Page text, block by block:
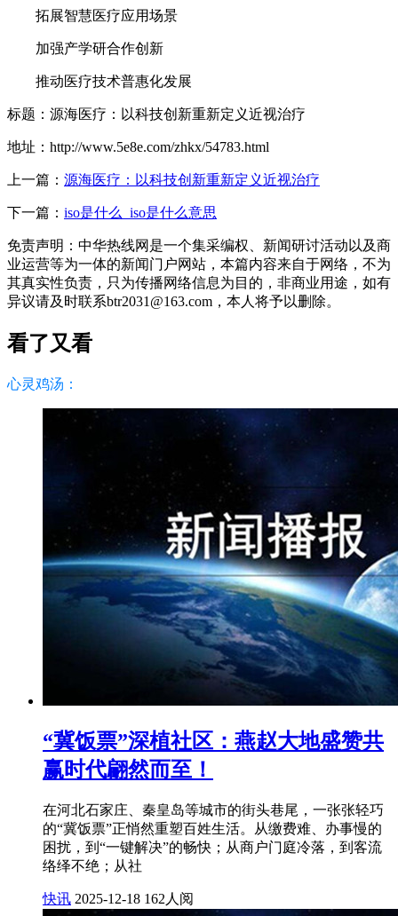
拓展智慧医疗应用场景
加强产学研合作创新
推动医疗技术普惠化发展
标题：源海医疗：以科技创新重新定义近视治疗
地址：http://www.5e8e.com/zhkx/54783.html
上一篇： 源海医疗：以科技创新重新定义近视治疗
下一篇： iso是什么_iso是什么意思
免责声明：中华热线网是一个集采编权、新闻研讨活动以及商
业运营等为一体的新闻门户网站，本篇内容来自于网络，不为
其真实性负责，只为传播网络信息为目的，非商业用途，如有
异议请及时联系btr2031@163.com，本人将予以删除。
看了又看
心灵鸡汤：
“冀饭票”深植社区：燕赵大地盛赞共
赢时代翩然而至！
在河北石家庄、秦皇岛等城市的街头巷尾，一张张轻巧
的“冀饭票”正悄然重塑百姓生活。从缴费难、办事慢的
困扰，到“一键解决”的畅快；从商户门庭冷落，到客流
络绎不绝；从社
快讯 2025-12-18 162人阅